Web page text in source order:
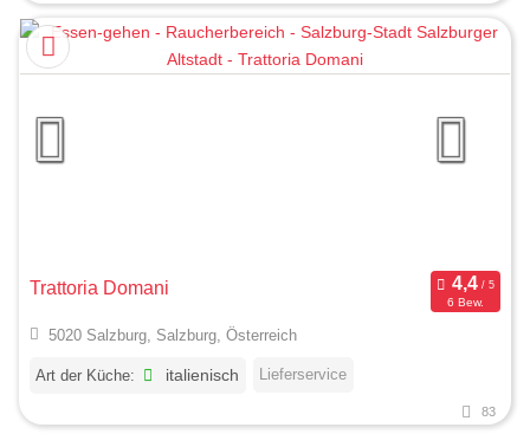
Trattoria Domani
6 Bew.
5020 Salzburg, Salzburg, Österreich
Art der Küche: italienisch Lieferservice
83